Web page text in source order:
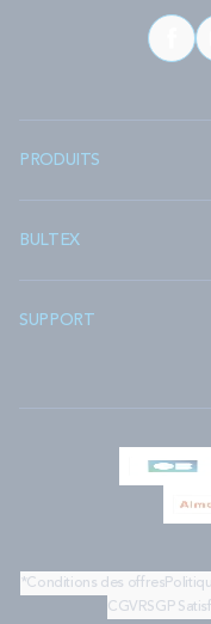
PRODUITS
BULTEX
SUPPORT
*Conditions des offres
CGV RSGP